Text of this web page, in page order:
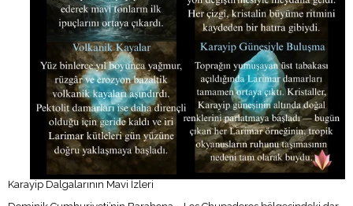
Karayip Dalgalarının Mavi İzleri